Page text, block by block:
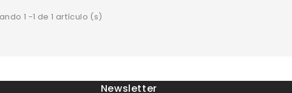
1 -1 de 1 artículo (s)
Newsletter